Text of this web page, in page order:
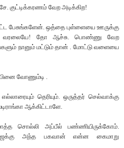
குட்டிக்கரணம் வேற அடிக்கிற!
பேசுங்களேன். ஒத்தை புள்ளையை ஊருக்கு
வரலையே! தோ ஆச்சு. பொண்ணு வேற
நானும் மட்டும் தான் . மோட்டு வளையை
வோணும்டி .
தெரியும். ஒருத்தர் செல்வாக்கு
ஆக்கிட்டாளே.
சொல்லி அப்பீல் பண்ணியிருக்கோம்.
அந்த பகவான் என்ன கைமாறு